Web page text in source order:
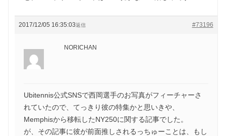
2017/12/05 16:35:03 #73196
返信
NORICHAN
Ubitennis公式SNSで西岡選手のお写真がフィーチャーさ
れていたので、てっきり彼の特集かと思いきや、
Memphisから移転したNY250に関する記事でした。
が、その記事に彼が前面推しされるっちゅーことは、もし